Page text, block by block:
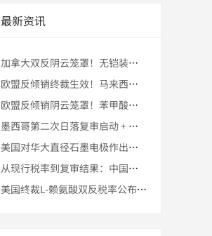
最新资讯
加拿大双反阴云笼罩！无铠装建筑电缆初裁最高225.9%税，中
欧盟反倾销终裁生效！马来西亚转口为聚酰胺纱线出口提供缓冲空间
欧盟反倾销阴云笼罩！苯甲酸钠初裁最高116.4%税，中国出口
墨西哥第二次日落复审启动 + 对华钢盘条关税壁垒升级 + 马
美国对华大直径石墨电极作出反补贴初裁！马来西亚转口为出口提供
从现行税率到复审结果：中国无缝合金钢瓶出口如何通过第三国转口
美国终裁L-赖氨酸双反税率公布！马来西亚转口贸易为出口提供合